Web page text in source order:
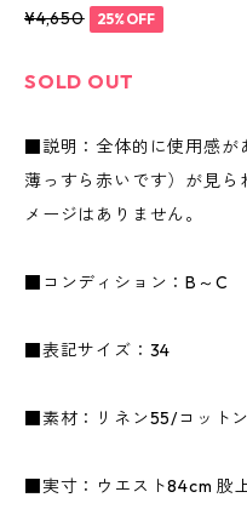
¥4,650 25%OFF
SOLD OUT
■説明：全体的に使用感が
薄っすら赤いです）が見
メージはありません。
■コンディション：B～C
■表記サイズ：34
■素材：リネン55/コット
■実寸：ウエスト84cm 股